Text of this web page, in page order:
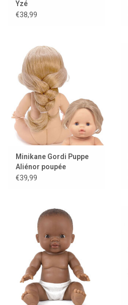
Yzé
€38,99
Minikane Gordi Puppe
Aliénor poupée
exklusive Minikane
€39,99